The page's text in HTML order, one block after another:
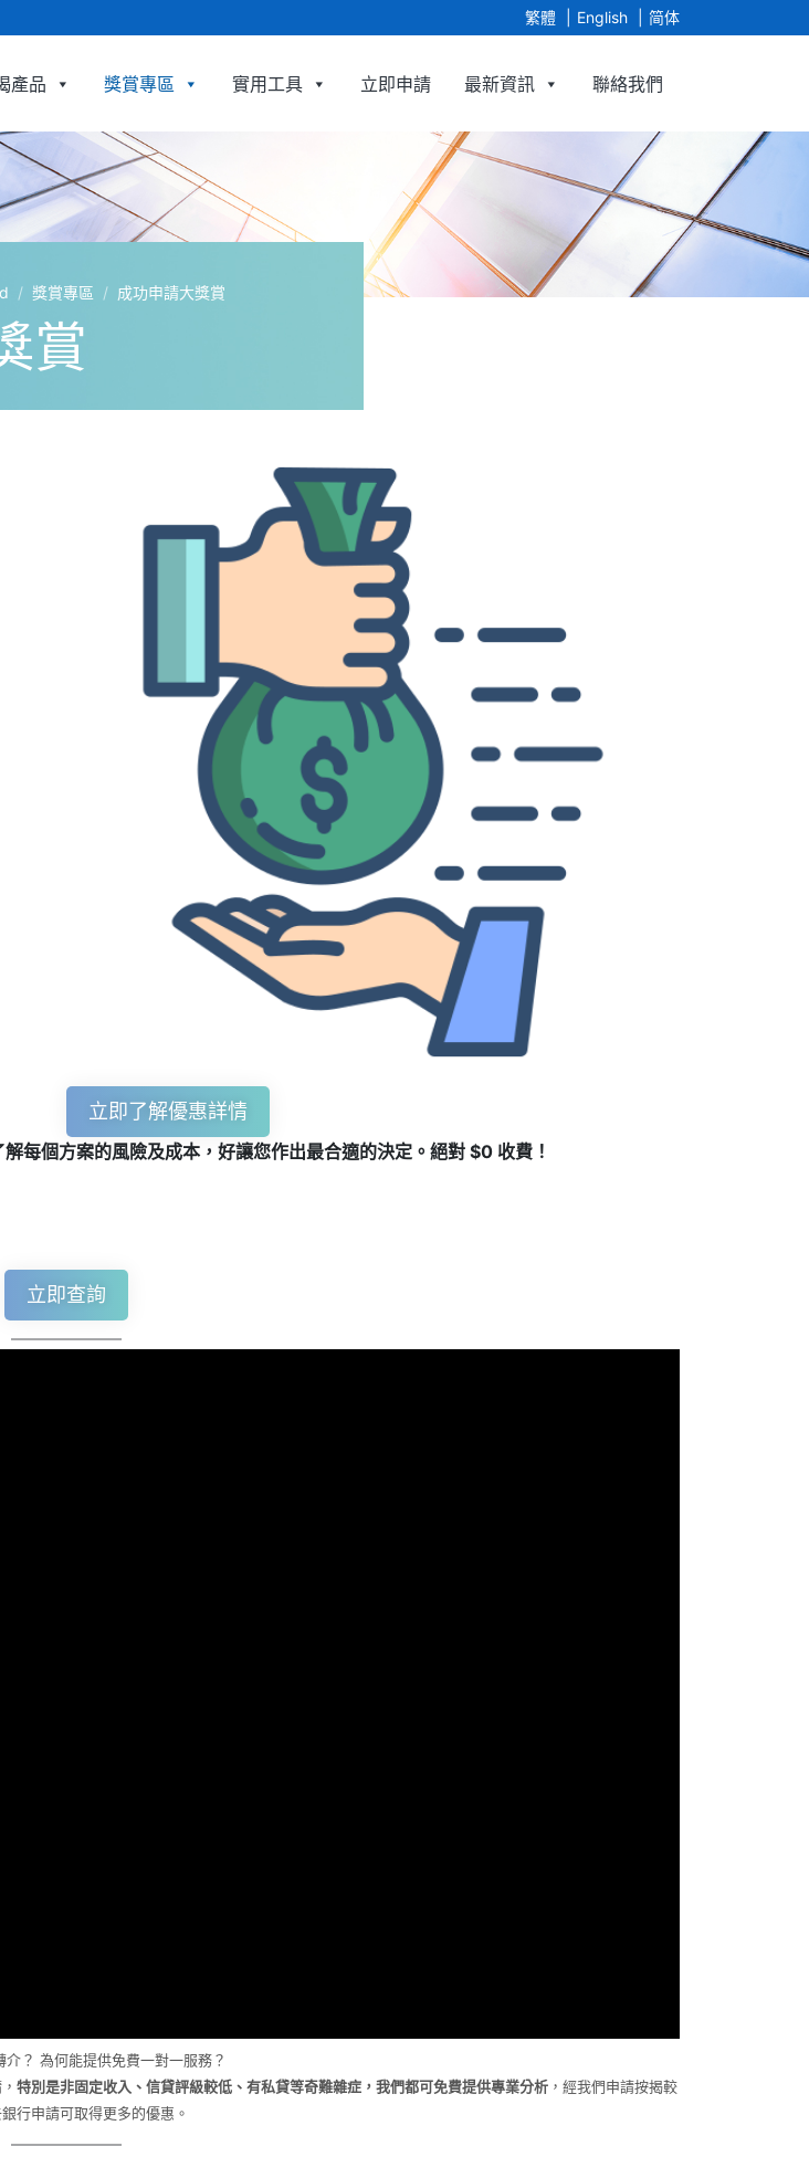
繁體 English 简体
產品 獎賞專區 實用工具 立即申請 最新資訊 聯絡我們
利嘉閣按揭代理有限公司 Ricacorp Mortgage Agency Limited
/ 獎賞專區 / 成功申請大獎賞
賞
立即了解優惠詳情
每個方案的風險及成本，好讓您作出最合適的決定。絕對 $0 收費！
立即查詢
介？ 為何能提供免費一對一服務？
特別是非固定收入、信貸評級較低、有私貸等奇難雜症，我們都可免費提供專業分析，經我們申請按揭較
行申請可取得更多的優惠。